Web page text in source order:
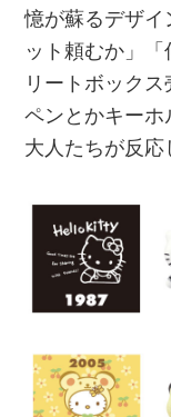
憶が蘇るデザ
ット頼むか」
リートボック
ペンとかキーホ
大人たちが反応